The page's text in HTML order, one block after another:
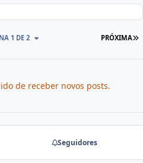
PRÓXIMA
1 DE 2
de receber novos posts.
Seguidores